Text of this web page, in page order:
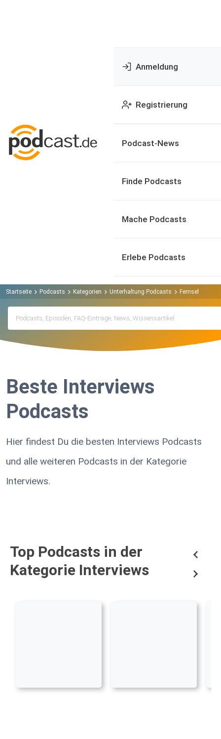
Anmeldung
Registrierung
Podcast-News
Finde Podcasts
Mache Podcasts
Erlebe Podcasts
Startseite Podcasts Kategorien Unterhaltung Podcasts Fernsehen
Beste Interviews
Podcasts
Hier findest Du die besten Interviews Podcasts
und alle weiteren Podcasts in der Kategorie
Interviews.
Top Podcasts in der
Kategorie Interviews